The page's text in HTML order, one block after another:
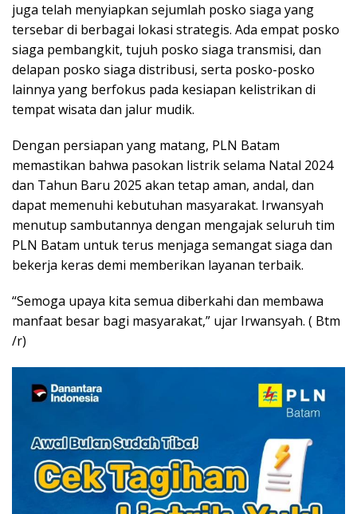
juga telah menyiapkan sejumlah posko siaga yang
tersebar di berbagai lokasi strategis. Ada empat posko
siaga pembangkit, tujuh posko siaga transmisi, dan
delapan posko siaga distribusi, serta posko-posko
lainnya yang berfokus pada kesiapan kelistrikan di
tempat wisata dan jalur mudik.
Dengan persiapan yang matang, PLN Batam
memastikan bahwa pasokan listrik selama Natal 2024
dan Tahun Baru 2025 akan tetap aman, andal, dan
dapat memenuhi kebutuhan masyarakat. Irwansyah
menutup sambutannya dengan mengajak seluruh tim
PLN Batam untuk terus menjaga semangat siaga dan
bekerja keras demi memberikan layanan terbaik.
“Semoga upaya kita semua diberkahi dan membawa
manfaat besar bagi masyarakat,” ujar Irwansyah. ( Btm
/r)